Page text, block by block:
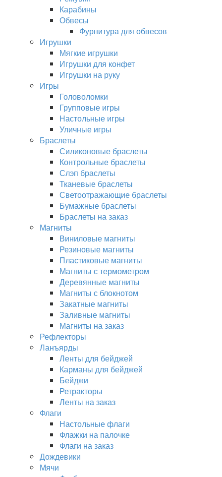
Карабины
Обвесы
Фурнитура для обвесов
Игрушки
Мягкие игрушки
Игрушки для конфет
Игрушки на руку
Игры
Головоломки
Групповые игры
Настольные игры
Уличные игры
Браслеты
Силиконовые браслеты
Контрольные браслеты
Слэп браслеты
Тканевые браслеты
Светоотражающие браслеты
Бумажные браслеты
Браслеты на заказ
Магниты
Виниловые магниты
Резиновые магниты
Пластиковые магниты
Магниты с термометром
Деревянные магниты
Магниты с блокнотом
Закатные магниты
Заливные магниты
Магниты на заказ
Рефлекторы
Ланъярды
Ленты для бейджей
Карманы для бейджей
Бейджи
Ретракторы
Ленты на заказ
Флаги
Настольные флаги
Флажки на палочке
Флаги на заказ
Дождевики
Мячи